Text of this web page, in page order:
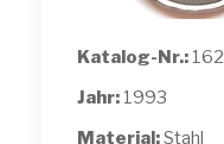
Katalog-Nr.: 162
Jahr: 1993
Material:Stahl